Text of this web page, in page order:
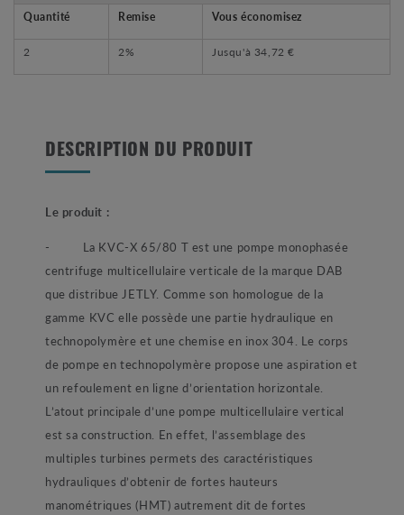
Quantité Remise Vous économisez
2 2% Jusqu'à 34,72 €
DESCRIPTION DU PRODUIT
Le produit :
- La KVC-X 65/80 T est une pompe monophasée
centrifuge multicellulaire verticale de la marque DAB
que distribue JETLY. Comme son homologue de la
gamme KVC elle possède une partie hydraulique en
technopolymère et une chemise en inox 304. Le corps
de pompe en technopolymère propose une aspiration et
un refoulement en ligne d’orientation horizontale.
L’atout principale d’une pompe multicellulaire vertical
est sa construction. En effet, l’assemblage des
multiples turbines permets des caractéristiques
hydrauliques d’obtenir de fortes hauteurs
manométriques (HMT) autrement dit de fortes